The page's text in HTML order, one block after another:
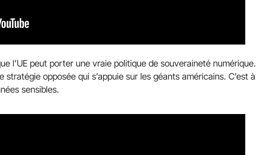
l’UE peut porter une vraie politique de souveraineté numérique.
stratégie opposée qui s’appuie sur les géants américains. C’est à
sensibles.